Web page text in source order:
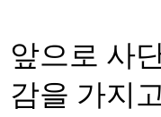
앞으로 사
감을 가지